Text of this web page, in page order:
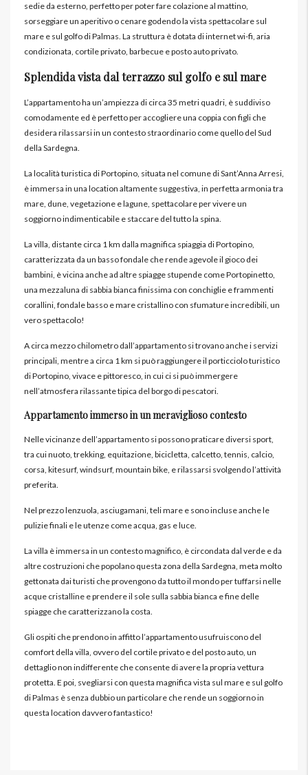
sedie da esterno, perfetto per poter fare colazione al mattino,
sorseggiare un aperitivo o cenare godendo la vista spettacolare sul
mare e sul golfo di Palmas. La struttura è dotata di internet wi-fi, aria
condizionata, cortile privato, barbecue e posto auto privato.
Splendida vista dal terrazzo sul golfo e sul mare
L’appartamento ha un’ampiezza di circa 35 metri quadri, è suddiviso
comodamente ed è perfetto per accogliere una coppia con figli che
desidera rilassarsi in un contesto straordinario come quello del Sud
della Sardegna.
La località turistica di Portopino, situata nel comune di Sant’Anna Arresi,
è immersa in una location altamente suggestiva, in perfetta armonia tra
mare, dune, vegetazione e lagune, spettacolare per vivere un
soggiorno indimenticabile e staccare del tutto la spina.
La villa, distante circa 1 km dalla magnifica spiaggia di Portopino,
caratterizzata da un basso fondale che rende agevole il gioco dei
bambini, è vicina anche ad altre spiagge stupende come Portopinetto,
una mezzaluna di sabbia bianca finissima con conchiglie e frammenti
corallini, fondale basso e mare cristallino con sfumature incredibili, un
vero spettacolo!
A circa mezzo chilometro dall’appartamento si trovano anche i servizi
principali, mentre a circa 1 km si può raggiungere il porticciolo turistico
di Portopino, vivace e pittoresco, in cui ci si può immergere
nell’atmosfera rilassante tipica del borgo di pescatori.
Appartamento immerso in un meraviglioso contesto
Nelle vicinanze dell’appartamento si possono praticare diversi sport,
tra cui nuoto, trekking, equitazione, bicicletta, calcetto, tennis, calcio,
corsa, kitesurf, windsurf, mountain bike, e rilassarsi svolgendo l’attività
preferita.
Nel prezzo lenzuola, asciugamani, teli mare e sono incluse anche le
pulizie finali e le utenze come acqua, gas e luce.
La villa è immersa in un contesto magnifico, è circondata dal verde e da
altre costruzioni che popolano questa zona della Sardegna, meta molto
gettonata dai turisti che provengono da tutto il mondo per tuffarsi nelle
acque cristalline e prendere il sole sulla sabbia bianca e fine delle
spiagge che caratterizzano la costa.
Gli ospiti che prendono in affitto l’appartamento usufruiscono del
comfort della villa, ovvero del cortile privato e del posto auto, un
dettaglio non indifferente che consente di avere la propria vettura
protetta. E poi, svegliarsi con questa magnifica vista sul mare e sul golfo
di Palmas è senza dubbio un particolare che rende un soggiorno in
questa location davvero fantastico!